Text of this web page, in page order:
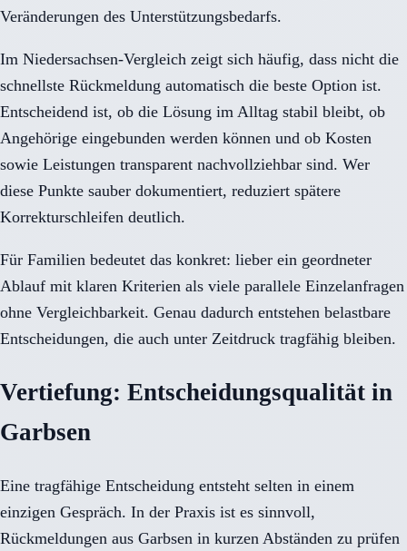
Veränderungen des Unterstützungsbedarfs.
Im Niedersachsen-Vergleich zeigt sich häufig, dass nicht die
schnellste Rückmeldung automatisch die beste Option ist.
Entscheidend ist, ob die Lösung im Alltag stabil bleibt, ob
Angehörige eingebunden werden können und ob Kosten
sowie Leistungen transparent nachvollziehbar sind. Wer
diese Punkte sauber dokumentiert, reduziert spätere
Korrekturschleifen deutlich.
Für Familien bedeutet das konkret: lieber ein geordneter
Ablauf mit klaren Kriterien als viele parallele Einzelanfragen
ohne Vergleichbarkeit. Genau dadurch entstehen belastbare
Entscheidungen, die auch unter Zeitdruck tragfähig bleiben.
Vertiefung: Entscheidungsqualität in
Garbsen
Eine tragfähige Entscheidung entsteht selten in einem
einzigen Gespräch. In der Praxis ist es sinnvoll,
Rückmeldungen aus Garbsen in kurzen Abständen zu prüfen